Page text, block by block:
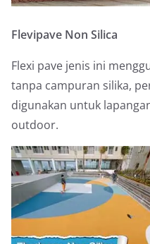
Flevipave Non Silica
Flexi pave jenis ini
tanpa campuran silika,
digunakan untuk
outdoor.